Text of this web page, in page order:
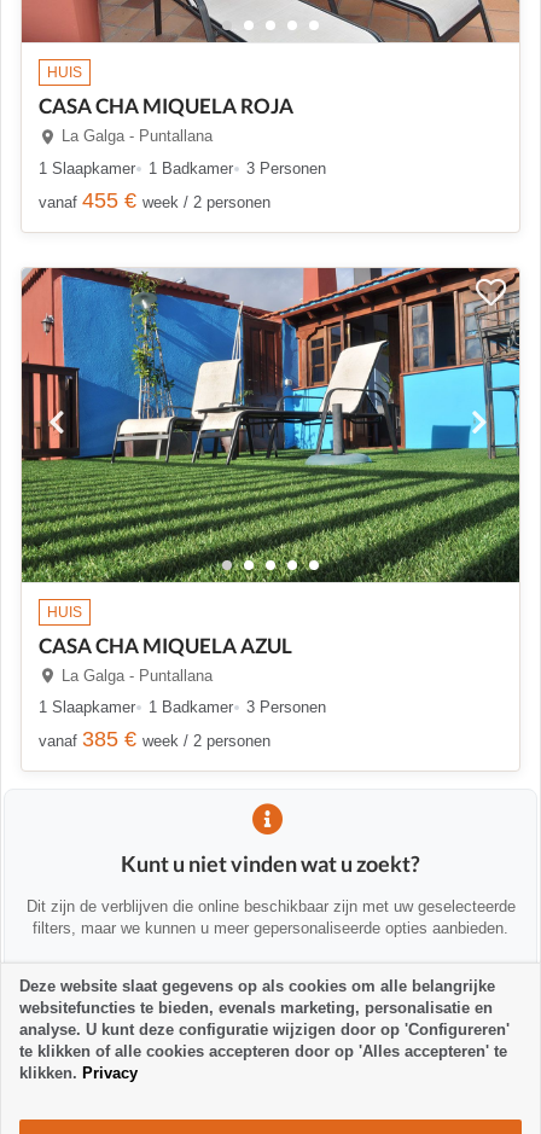
HUIS
CASA CHA MIQUELA ROJA
La Galga - Puntallana
1 Slaapkamer
1 Badkamer
3 Personen
vanaf 455 € week / 2 personen
HUIS
CASA CHA MIQUELA AZUL
La Galga - Puntallana
1 Slaapkamer
1 Badkamer
3 Personen
vanaf 385 € week / 2 personen
Kunt u niet vinden wat u zoekt?
Dit zijn de verblijven die online beschikbaar zijn met uw geselecteerde
filters, maar we kunnen u meer gepersonaliseerde opties aanbieden.
💡 We helpen u persoonlijk
Neem contact met ons op om u te helpen alternatieven te vinden of u
te adviseren:
Deze website slaat gegevens op als cookies om alle belangrijke
websitefuncties te bieden, evenals marketing, personalisatie en
analyse. U kunt deze configuratie wijzigen door op 'Configureren'
te klikken of alle cookies accepteren door op 'Alles accepteren' te
klikken. Privacy